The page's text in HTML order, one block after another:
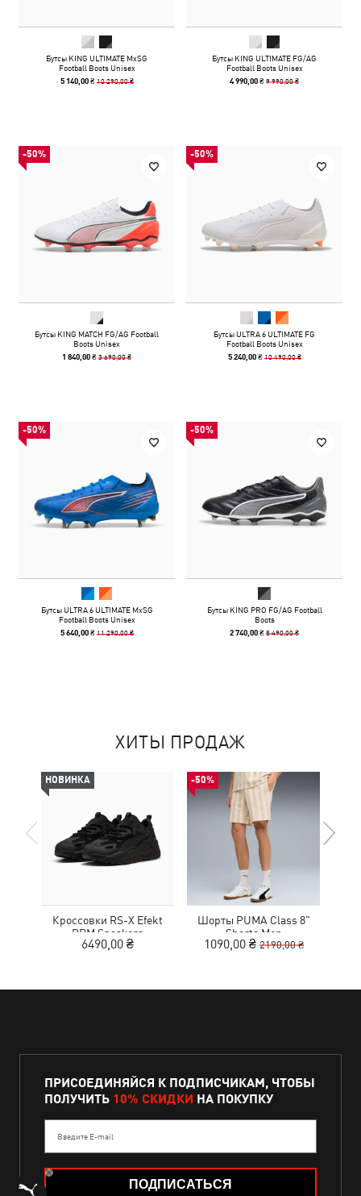
Бутсы KING ULTIMATE MxSG
Football Boots Unisex
5 140,00 ₴ 10 290,00 ₴
Бутсы KING ULTIMATE FG/AG
Football Boots Unisex
4 990,00 ₴9 990,00 ₴
-50%
Бутсы KING MATCH FG/AG Football
Boots Unisex
1 840,00 ₴3 690,00 ₴
-50%
Бутсы ULTRA 6 ULTIMATE FG
Football Boots Unisex
5 240,00 ₴ 10 490,00 ₴
-50%
Бутсы ULTRA 6 ULTIMATE MxSG
Football Boots Unisex
5 640,00 ₴ 11 290,00 ₴
-50%
Бутсы KING PRO FG/AG Football
Boots
2 740,00 ₴5 490,00 ₴
ХИТЫ ПРОДАЖ
НОВИНКА
Кроссовки RS-X Efekt
PRM Sneakers
6490,00 ₴
-50%
Шорты PUMA Class 8"
Shorts Men
1090,00 ₴ 2190,00 ₴
ПРИСОЕДИНЯЙСЯ К ПОДПИСЧИКАМ, ЧТОБЫ
ПОЛУЧИТЬ 10% СКИДКИ НА ПОКУПКУ
Введите E-mail
ПОДПИСАТЬСЯ